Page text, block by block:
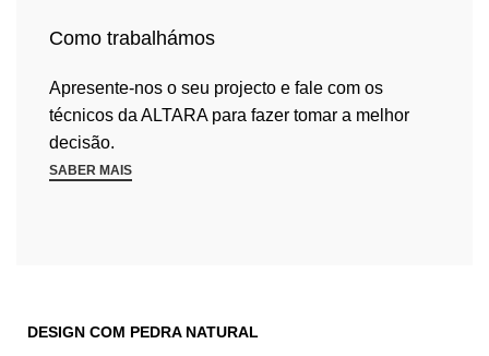
Como trabalhámos
Apresente-nos o seu projecto e fale com os
técnicos da ALTARA para fazer tomar a melhor
decisão.
SABER MAIS
DESIGN COM PEDRA NATURAL